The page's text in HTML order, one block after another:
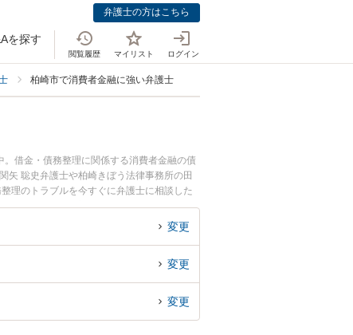
弁護士の方はこちら
を探す
閲覧履歴 マイリスト ログイン
柏崎市で消費者金融に強い弁護士
借金・債務整理に関係する消費者金融の債
矢 聡史弁護士や柏崎きぼう法律事務所の田
理のトラブルを今すぐに弁護士に相談した
相談できる柏崎市内の弁護士に相談予約した
変更
変更
変更